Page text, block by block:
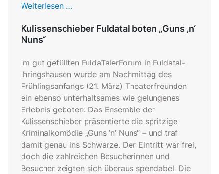
Weiterlesen …
Kulissenschieber Fuldatal boten „Guns ‚n‘
Nuns“
Im gut gefüllten FuldaTalerForum in Fuldatal-
Ihringshausen wurde am Nachmittag des
Frühlingsanfangs (21. März) Theaterfreunden
ein ebenso unterhaltsames wie gelungenes
Erlebnis geboten: Das Ensemble der
Kulissenschieber präsentierte die spritzige
Kriminalkomödie „Guns ’n’ Nuns“ – und traf
damit genau ins Schwarze. Der Eintritt war frei,
doch die zahlreichen Besucherinnen und
Besucher zeigten sich überaus spendabel. Die